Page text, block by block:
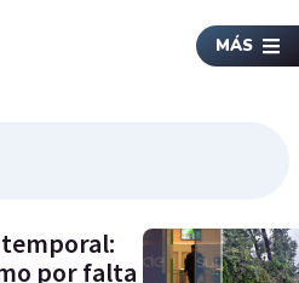
MÁS
por falta